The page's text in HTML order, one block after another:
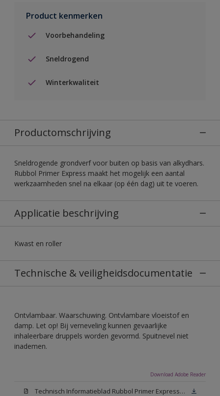
Product kenmerken
Voorbehandeling
Sneldrogend
Winterkwaliteit
Productomschrijving
Sneldrogende grondverf voor buiten op basis van alkydhars.
Rubbol Primer Express maakt het mogelijk een aantal
werkzaamheden snel na elkaar (op één dag) uit te voeren.
Applicatie beschrijving
Kwast en roller
Technische & veiligheidsdocumentatie
Ontvlambaar. Waarschuwing. Ontvlambare vloeistof en
damp. Let op! Bij verneveling kunnen gevaarlijke
inhaleerbare druppels worden gevormd. Spuitnevel niet
inademen.
Download Adobe Reader
Technisch Informatieblad Rubbol Primer Express (PDF)